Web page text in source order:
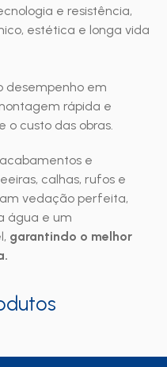
e resistência,
estética e longa vida
desempenho em
rápida e
o custo das obras.
e
calhas, rufos e
vedação perfeita,
água e um
garantindo o melhor